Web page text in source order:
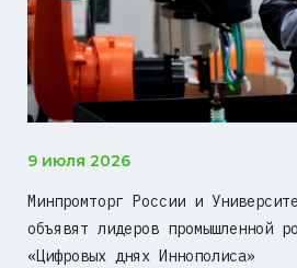
9 июля 2026
Минпромторг России и
объявят лидеров промышленной
«Цифровых днях Иннополиса»